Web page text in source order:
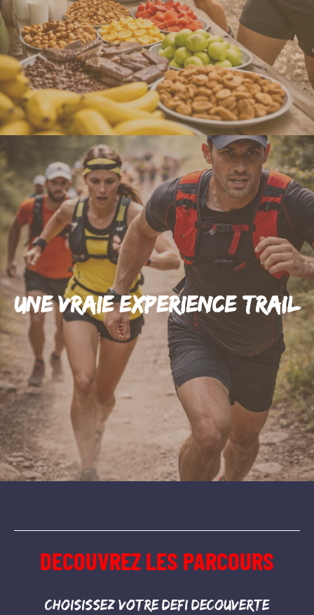
Une vraie experience trail
DECOUVREZ LES PARCOURS
Choisissez votre defi decouverte